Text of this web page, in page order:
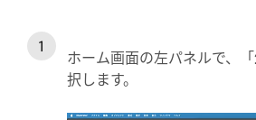
ホーム画面の左パネルで、「
択します。